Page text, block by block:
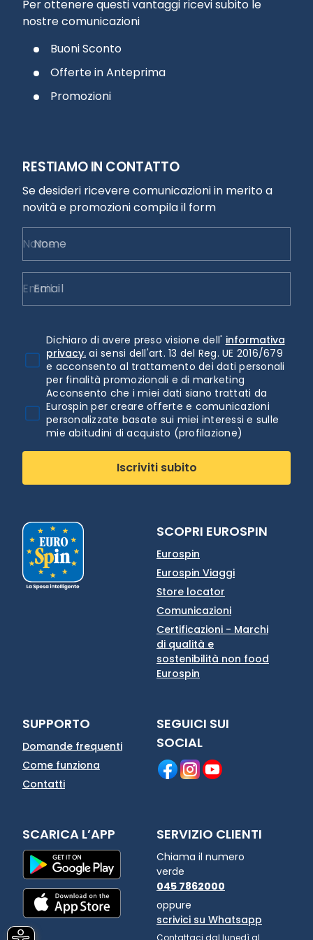
Per ottenere questi vantaggi ricevi subito le
nostre comunicazioni
Buoni Sconto
Offerte in Anteprima
Promozioni
RESTIAMO IN CONTATTO
Se desideri ricevere comunicazioni in merito a
novità e promozioni compila il form
Nome
Email
Dichiaro di avere preso visione dell' informativa
privacy. ai sensi dell'art. 13 del Reg. UE 2016/679
e acconsento al trattamento dei dati personali
per finalità promozionali e di marketing
Acconsento che i miei dati siano trattati da
Eurospin per creare offerte e comunicazioni
personalizzate basate sui miei interessi e sulle
mie abitudini di acquisto (profilazione)
Iscriviti subito
SCOPRI EUROSPIN
Eurospin
Eurospin Viaggi
Store locator
Comunicazioni
Certificazioni - Marchi
di qualità e
sostenibilità non food
Eurospin
SUPPORTO
Domande frequenti
Come funziona
Contatti
SEGUICI SUI
SOCIAL
SCARICA L’APP SERVIZIO CLIENTI
Chiama il numero
verde
045 7862000
oppure
scrivici su Whatsapp
Contattaci dal lunedì al